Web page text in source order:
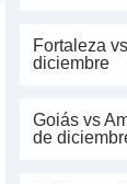
Fortaleza
diciembre
Goiás vs
de